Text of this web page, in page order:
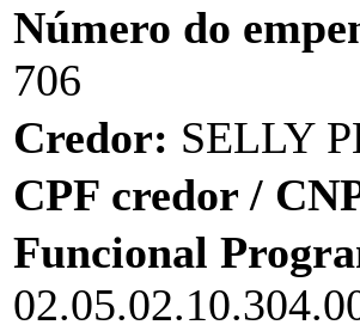
Número do
706
Credor: SELLY
CPF credor /
Funcional